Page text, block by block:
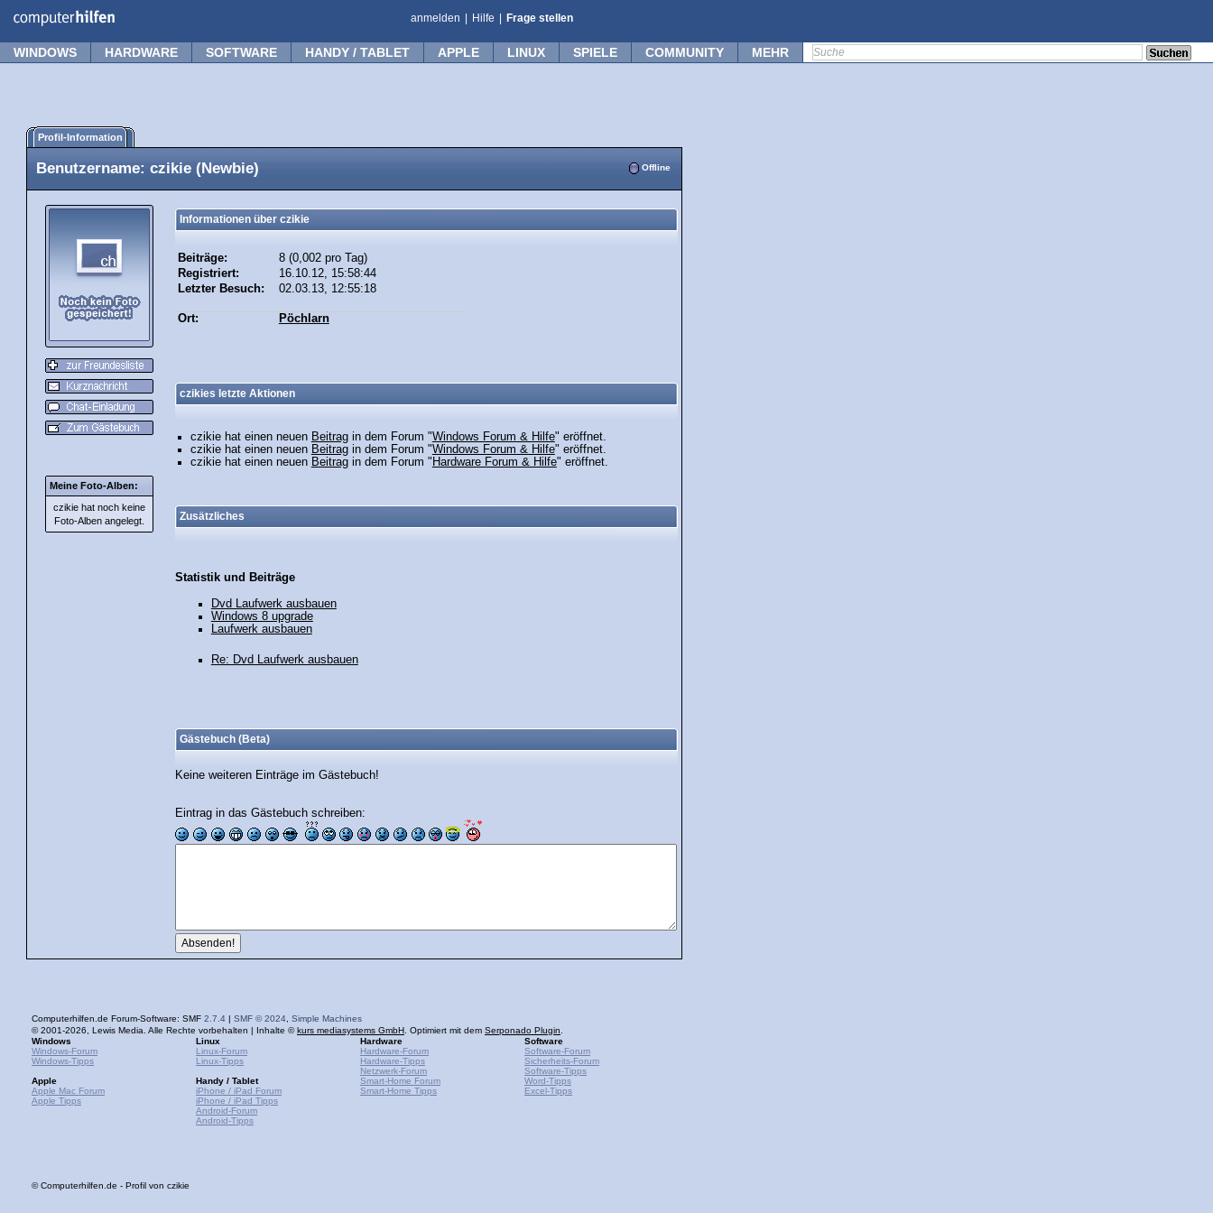
anmelden Hilfe Frage stellen
WINDOWS HARDWARE SOFTWARE HANDY / TABLET APPLE LINUX SPIELE COMMUNITY MEHR
Profil-Information
Benutzername: czikie (Newbie) Offline
Meine Foto-Alben:
czikie hat noch keine
Foto-Alben angelegt.
Informationen über czikie
Beiträge:
8 (0,002 pro Tag)
Registriert:
16.10.12, 15:58:44
Letzter Besuch:
02.03.13, 12:55:18
Ort: Pöchlarn
czikies letzte Aktionen
czikie hat einen neuen Beitragin dem Forum "Windows Forum & Hilfe" eröffnet.
czikie hat einen neuen Beitragin dem Forum "Windows Forum & Hilfe" eröffnet.
czikie hat einen neuen Beitragin dem Forum " Hardware Forum & Hilfe" eröffnet.
Zusätzliches
Statistik und Beiträge
Dvd Laufwerk ausbauen
Windows 8 upgrade
Laufwerk ausbauen
Re: Dvd Laufwerk ausbauen
Gästebuch (Beta)
Keine weiteren Einträge im Gästebuch!
Eintrag in das Gästebuch schreiben:
Computerhilfen.de Forum-Software: SMF 2.7.4 | SMF © 2024, Simple Machines
© 2001-2026, Lewis Media. Alle Rechte vorbehalten | Inhalte ©kurs mediasystems GmbH. Optimiert mit dem Serponado Plugin.
Windows
Windows-Forum
Windows-Tipps
Apple
Apple Mac Forum
Apple Tipps
Linux
Linux-Forum
Linux-Tipps
Handy / Tablet
iPhone / iPad Forum
iPhone / iPad Tipps
Android-Forum
Android-Tipps
Hardware
Hardware-Forum
Hardware-Tipps
Netzwerk-Forum
Smart-Home Forum
Smart-Home Tipps
Software
Software-Forum
Sicherheits-Forum
Software-Tipps
Word-Tipps
Excel-Tipps
© Computerhilfen.de - Profil von czikie